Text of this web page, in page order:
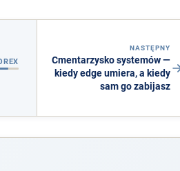
NASTĘPNY
Cmentarzysko systemów —
kiedy edge umiera, a kiedy
sam go zabijasz